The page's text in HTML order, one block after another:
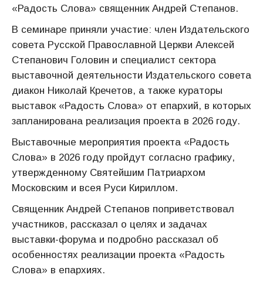
«Радость Слова» священник Андрей Степанов.
В семинаре приняли участие: член Издательского
совета Русской Православной Церкви Алексей
Степанович Головин и специалист сектора
выставочной деятельности Издательского совета
диакон Николай Кречетов, а также кураторы
выставок «Радость Слова» от епархий, в которых
запланирована реализация проекта в 2026 году.
Выставочные мероприятия проекта «Радость
Слова» в 2026 году пройдут согласно графику,
утвержденному Святейшим Патриархом
Московским и всея Руси Кириллом.
Священник Андрей Степанов поприветствовал
участников, рассказал о целях и задачах
выставки-форума и подробно рассказал об
особенностях реализации проекта «Радость
Слова» в епархиях.